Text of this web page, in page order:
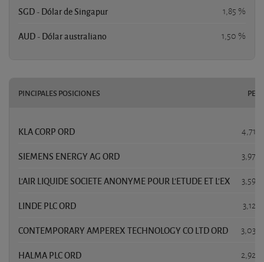
SGD - Dólar de Singapur 1,85 %
AUD - Dólar australiano 1,50 %
PINCIPALES POSICIONES
KLA CORP ORD 4,71
SIEMENS ENERGY AG ORD 3,97
L'AIR LIQUIDE SOCIETE ANONYME POUR L'ETUDE ET L'EX 3,59
LINDE PLC ORD 3,12
CONTEMPORARY AMPEREX TECHNOLOGY CO LTD ORD 3,03
HALMA PLC ORD 2,92